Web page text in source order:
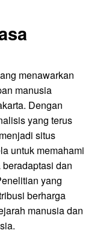
menawarkan
manusia
Dengan
yang terus
situs
untuk memahami
dan
yang
berharga
manusia dan